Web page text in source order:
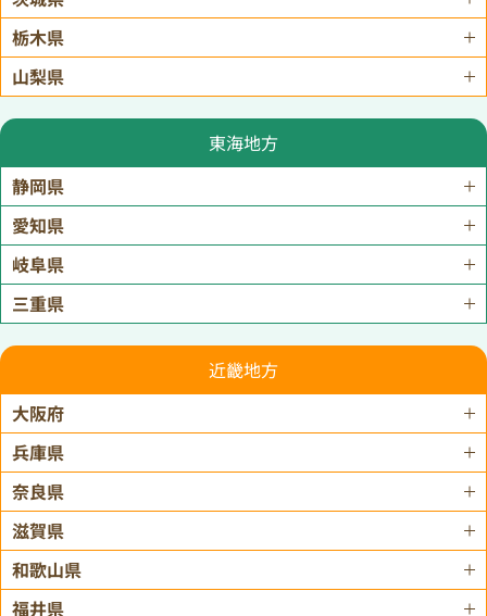
栃木県
山梨県
東海地方
静岡県
愛知県
岐阜県
三重県
近畿地方
大阪府
兵庫県
奈良県
滋賀県
和歌山県
福井県